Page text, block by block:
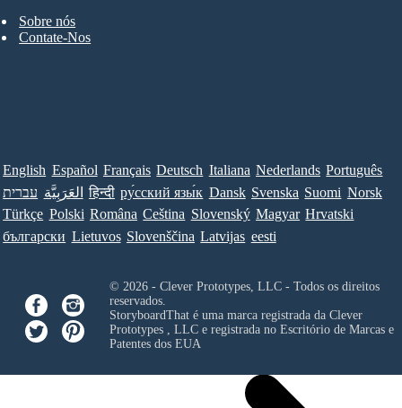
Sobre nós
Contate-Nos
English Español Français Deutsch Italiana Nederlands Português
עברית العَرَبِيَّة हिन्दी ру́сский язы́к Dansk Svenska Suomi Norsk
Türkçe Polski Româna Ceština Slovenský Magyar Hrvatski
български Lietuvos Slovenščina Latvijas eesti
© 2026 - Clever Prototypes, LLC - Todos os direitos
reservados.
StoryboardThat é uma marca registrada da Clever
Prototypes , LLCe registrada no Escritório de Marcas e
Patentes dos EUA